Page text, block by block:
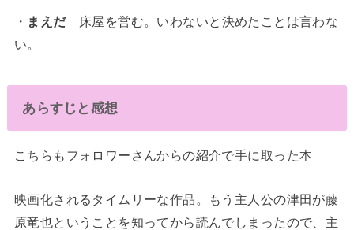
・ まえだ床屋を営む。いわないと決めたことは言わな
い。
あらすじと感想
こちらもフォロワーさんからの紹介で手に取った本
映画化されるタイムリーな作品。もう主人公の津田が藤
原竜也ということを知ってから読んでしまったので、主